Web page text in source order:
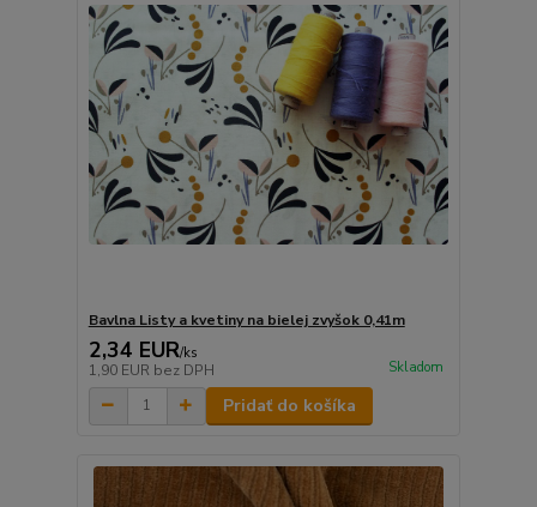
Bavlna Listy a kvetiny na bielej zvyšok 0,41m
2,34 EUR/ks
1,90 EUR bez DPH Skladom
Pridať do košíka